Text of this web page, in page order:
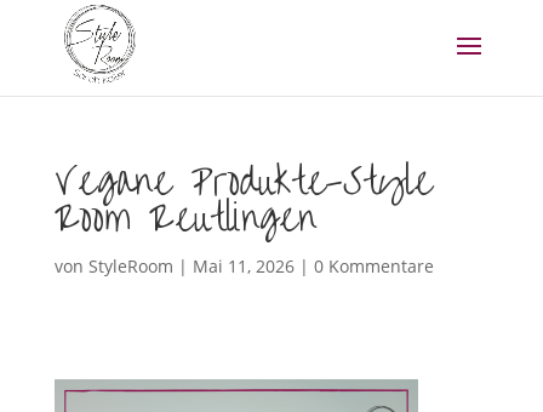
Vegane Produkte-Style
Room Reutlingen
von StyleRoom | Mai 11, 2026| 0 Kommentare